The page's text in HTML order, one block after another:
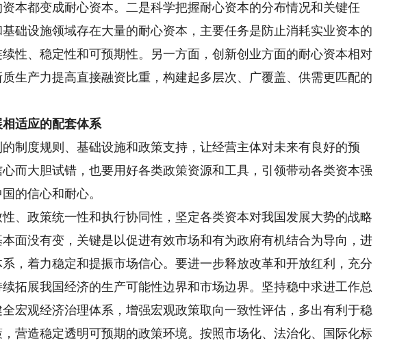
本都变成耐心资本。二是科学把握耐心资本的分布情况和关键任
础设施领域存在大量的耐心资本，主要任务是防止消耗实业资本的
性、稳定性和可预期性。另一方面，创新创业方面的耐心资本相对
生产力提高直接融资比重，构建起多层次、广覆盖、供需更匹配的
适应的配套体系
度规则、基础设施和政策支持，让经营主体对未来有良好的预
而大胆试错，也要用好各类政策资源和工具，引领带动各类资本强
的信心和耐心。
政策统一性和执行协同性，坚定各类资本对我国发展大势的战略
面没有变，关键是以促进有效市场和有为政府有机结合为导向，进
，着力稳定和提振市场信心。要进一步释放改革和开放红利，充分
拓展我国经济的生产可能性边界和市场边界。坚持稳中求进工作总
宏观经济治理体系，增强宏观政策取向一致性评估，多出有利于稳
营造稳定透明可预期的政策环境。按照市场化、法治化、国际化标